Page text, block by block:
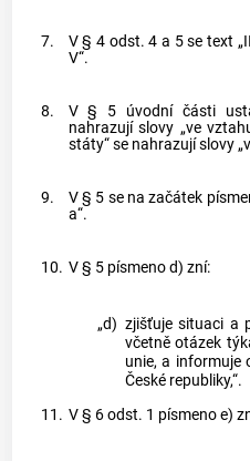
7.
V § 4 odst. 4 a 5 se text
V“.
8.
V § 5 úvodní části
nahrazují slovy „ve
státy“ se nahrazují slovy
9.
V § 5 se na začátek
a“.
10. V § 5 písmeno d) zní:
„d) zjišťuje situaci a
včetně otázek
unie, a informuje
České republiky,“.
11. V § 6 odst. 1 písmeno e)